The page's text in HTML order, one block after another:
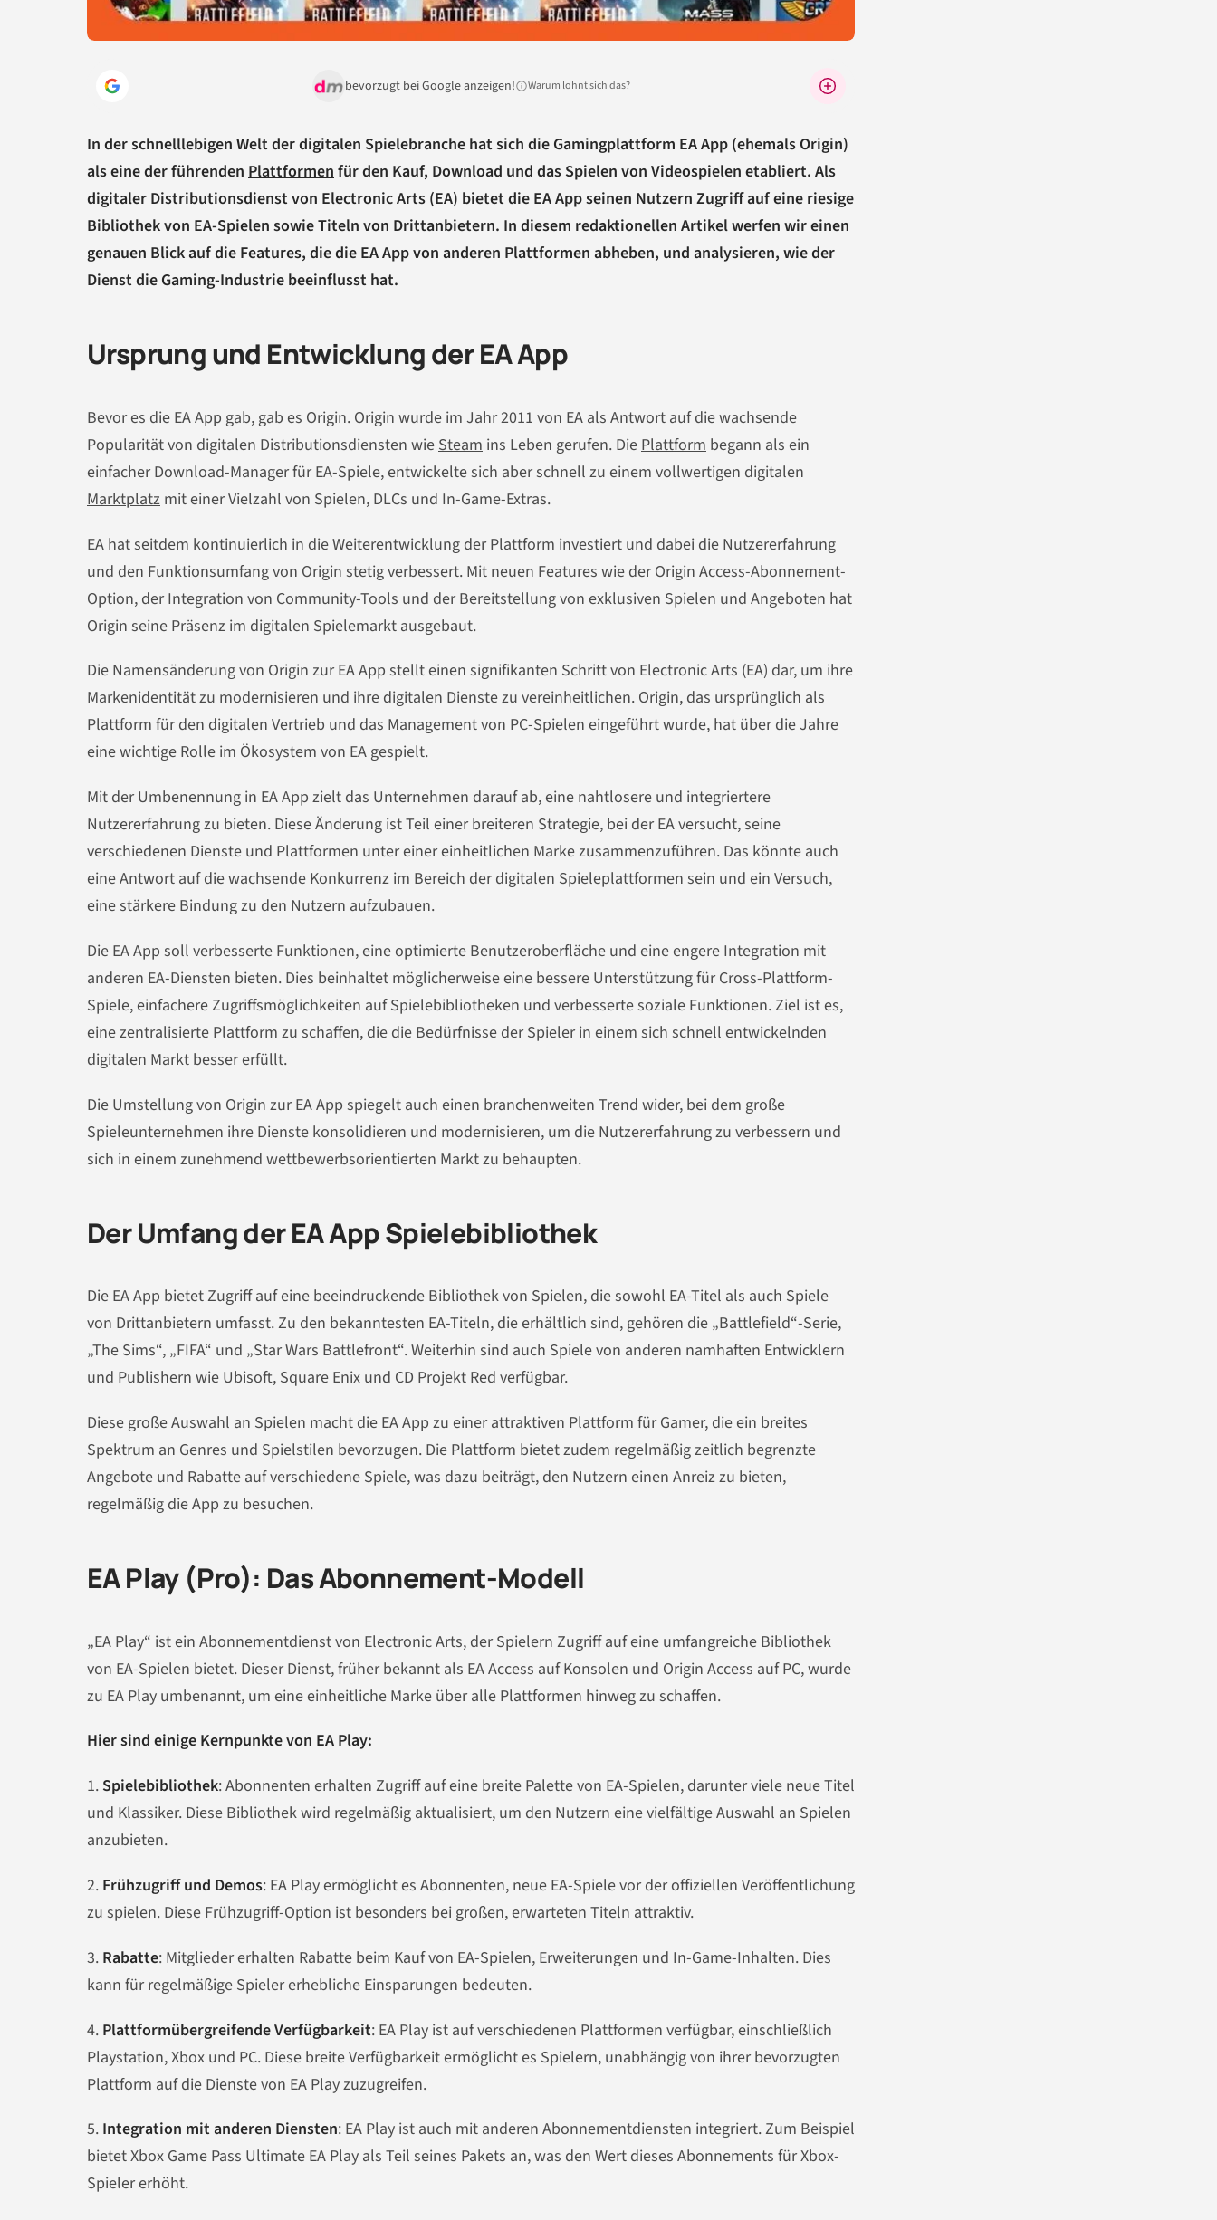
bevorzugt bei Google anzeigen! Warum lohnt sich das?
In der schnelllebigen Welt der digitalen Spielebranche hat sich die Gamingplattform EA App (ehemals Origin)
als eine der führenden Plattformenfür den Kauf, Download und das Spielen von Videospielen etabliert. Als
digitaler Distributionsdienst von Electronic Arts (EA) bietet die EA App seinen Nutzern Zugriff auf eine riesige
Bibliothek von EA-Spielen sowie Titeln von Drittanbietern. In diesem redaktionellen Artikel werfen wir einen
genauen Blick auf die Features, die die EA App von anderen Plattformen abheben, und analysieren, wie der
Dienst die Gaming-Industrie beeinflusst hat.
Ursprung und Entwicklung der EA App
Bevor es die EA App gab, gab es Origin. Origin wurde im Jahr 2011 von EA als Antwort auf die wachsende
Popularität von digitalen Distributionsdiensten wie Steam ins Leben gerufen. Die Plattform begann als ein
einfacher Download-Manager für EA-Spiele, entwickelte sich aber schnell zu einem vollwertigen digitalen
Marktplatz mit einer Vielzahl von Spielen, DLCs und In-Game-Extras.
EA hat seitdem kontinuierlich in die Weiterentwicklung der Plattform investiert und dabei die Nutzererfahrung
und den Funktionsumfang von Origin stetig verbessert. Mit neuen Features wie der Origin Access-Abonnement-
Option, der Integration von Community-Tools und der Bereitstellung von exklusiven Spielen und Angeboten hat
Origin seine Präsenz im digitalen Spielemarkt ausgebaut.
Die Namensänderung von Origin zur EA App stellt einen signifikanten Schritt von Electronic Arts (EA) dar, um ihre
Markenidentität zu modernisieren und ihre digitalen Dienste zu vereinheitlichen. Origin, das ursprünglich als
Plattform für den digitalen Vertrieb und das Management von PC-Spielen eingeführt wurde, hat über die Jahre
eine wichtige Rolle im Ökosystem von EA gespielt.
Mit der Umbenennung in EA App zielt das Unternehmen darauf ab, eine nahtlosere und integriertere
Nutzererfahrung zu bieten. Diese Änderung ist Teil einer breiteren Strategie, bei der EA versucht, seine
verschiedenen Dienste und Plattformen unter einer einheitlichen Marke zusammenzuführen. Das könnte auch
eine Antwort auf die wachsende Konkurrenz im Bereich der digitalen Spieleplattformen sein und ein Versuch,
eine stärkere Bindung zu den Nutzern aufzubauen.
Die EA App soll verbesserte Funktionen, eine optimierte Benutzeroberfläche und eine engere Integration mit
anderen EA-Diensten bieten. Dies beinhaltet möglicherweise eine bessere Unterstützung für Cross-Plattform-
Spiele, einfachere Zugriffsmöglichkeiten auf Spielebibliotheken und verbesserte soziale Funktionen. Ziel ist es,
eine zentralisierte Plattform zu schaffen, die die Bedürfnisse der Spieler in einem sich schnell entwickelnden
digitalen Markt besser erfüllt.
Die Umstellung von Origin zur EA App spiegelt auch einen branchenweiten Trend wider, bei dem große
Spieleunternehmen ihre Dienste konsolidieren und modernisieren, um die Nutzererfahrung zu verbessern und
sich in einem zunehmend wettbewerbsorientierten Markt zu behaupten.
Der Umfang der EA App Spielebibliothek
Die EA App bietet Zugriff auf eine beeindruckende Bibliothek von Spielen, die sowohl EA-Titel als auch Spiele
von Drittanbietern umfasst. Zu den bekanntesten EA-Titeln, die erhältlich sind, gehören die „Battlefield“-Serie,
„The Sims“, „FIFA“ und „Star Wars Battlefront“. Weiterhin sind auch Spiele von anderen namhaften Entwicklern
und Publishern wie Ubisoft, Square Enix und CD Projekt Red verfügbar.
Diese große Auswahl an Spielen macht die EA App zu einer attraktiven Plattform für Gamer, die ein breites
Spektrum an Genres und Spielstilen bevorzugen. Die Plattform bietet zudem regelmäßig zeitlich begrenzte
Angebote und Rabatte auf verschiedene Spiele, was dazu beiträgt, den Nutzern einen Anreiz zu bieten,
regelmäßig die App zu besuchen.
EA Play (Pro): Das Abonnement-Modell
„EA Play“ ist ein Abonnementdienst von Electronic Arts, der Spielern Zugriff auf eine umfangreiche Bibliothek
von EA-Spielen bietet. Dieser Dienst, früher bekannt als EA Access auf Konsolen und Origin Access auf PC, wurde
zu EA Play umbenannt, um eine einheitliche Marke über alle Plattformen hinweg zu schaffen.
Hier sind einige Kernpunkte von EA Play:
1. Spielebibliothek: Abonnenten erhalten Zugriff auf eine breite Palette von EA-Spielen, darunter viele neue Titel
und Klassiker. Diese Bibliothek wird regelmäßig aktualisiert, um den Nutzern eine vielfältige Auswahl an Spielen
anzubieten.
2. Frühzugriff und Demos: EA Play ermöglicht es Abonnenten, neue EA-Spiele vor der offiziellen Veröffentlichung
zu spielen. Diese Frühzugriff-Option ist besonders bei großen, erwarteten Titeln attraktiv.
3. Rabatte: Mitglieder erhalten Rabatte beim Kauf von EA-Spielen, Erweiterungen und In-Game-Inhalten. Dies
kann für regelmäßige Spieler erhebliche Einsparungen bedeuten.
4. Plattformübergreifende Verfügbarkeit: EA Play ist auf verschiedenen Plattformen verfügbar, einschließlich
Playstation, Xbox und PC. Diese breite Verfügbarkeit ermöglicht es Spielern, unabhängig von ihrer bevorzugten
Plattform auf die Dienste von EA Play zuzugreifen.
5. Integration mit anderen Diensten: EA Play ist auch mit anderen Abonnementdiensten integriert. Zum Beispiel
bietet Xbox Game Pass Ultimate EA Play als Teil seines Pakets an, was den Wert dieses Abonnements für Xbox-
Spieler erhöht.